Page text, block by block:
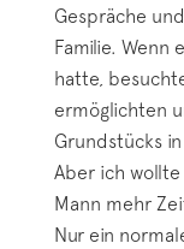
Gespräche
Familie. Wenn
hatte,
ermöglichten
Grundstücks
Aber ich wollte
Mann mehr
Nur ein